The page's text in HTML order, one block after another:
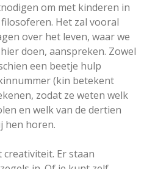
om met kinderen in
Het zal vooral
over het leven, waar we
doen, aanspreken. Zowel
een beetje hulp
(kin betekent
zodat ze weten welk
en welk van de dertien
hen horen.
Er staan